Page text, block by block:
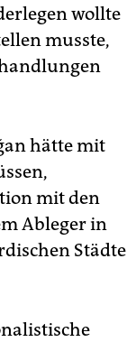
wollte
musste,
hätte mit
mit den
Ableger in
Städte